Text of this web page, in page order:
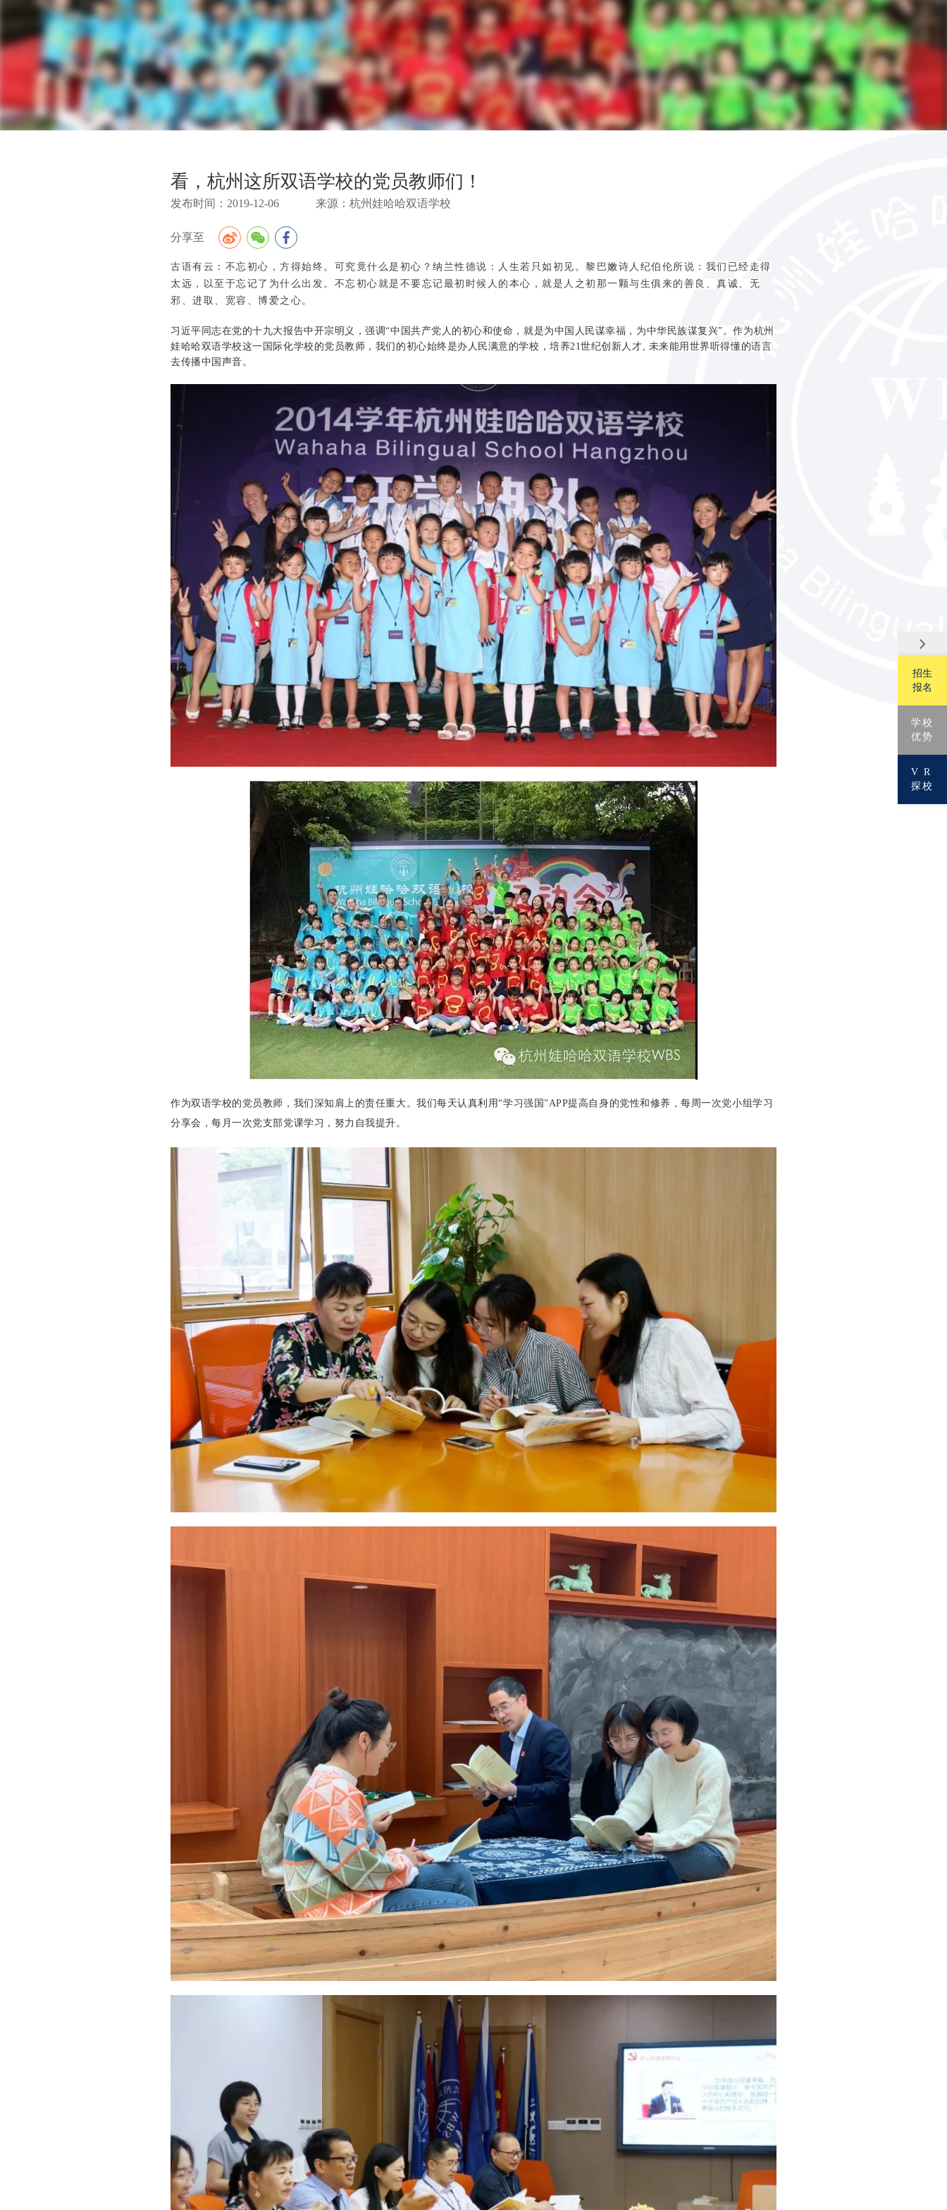
看，杭州这所双语学校的党员教师们！
发布时间：2019-12-06 来源：杭州娃哈哈双语学校
分享至
古语有云：不忘初心，方得始终。可究竟什么是初心？纳兰性德说：人生若只如初见。黎巴嫩诗人纪伯伦所说：我们已经走得
太远，以至于忘记了为什么出发。不忘初心就是不要忘记最初时候人的本心，就是人之初那一颗与生俱来的善良、真诚、无
邪、进取、宽容、博爱之心。
习近平同志在党的十九大报告中开宗明义，强调“中国共产党人的初心和使命，就是为中国人民谋幸福，为中华民族谋复兴”。作为杭州
娃哈哈双语学校这一国际化学校的党员教师，我们的初心始终是办人民满意的学校，培养21世纪创新人才, 未来能用世界听得懂的语言
去传播中国声音。
作为双语学校的 党员教师，我们深知肩上的责任重大。我们每天认真利用“学习强国”APP提高自身的党性和修养，每周一次党小组学习
分享会，每月一次党支部党课学习，努力自我提升。
招生
报名
学校
优势
V R
探校